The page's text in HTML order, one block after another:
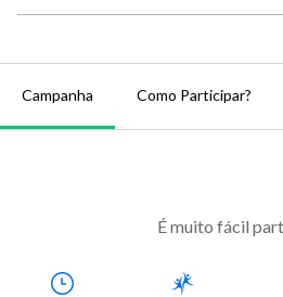
Campanha Como Participar?
É muito fácil